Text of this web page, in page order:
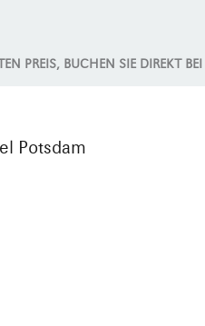
öffnen
PREIS, BUCHEN SIE DIREKT